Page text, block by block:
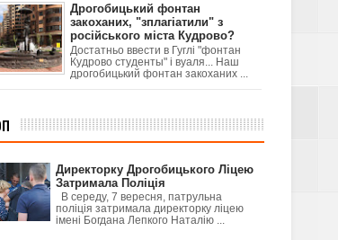
Дрогобицький фонтан
закоханих, "зплагіатили" з
російського міста Кудрово?
Достатньо ввести в Гуглі "фонтан
Кудрово студенты" і вуаля... Наш
дрогобицький фонтан закоханих ...
Директорку Дрогобицького Ліцею
Затримала Поліція
В середу, 7 вересня, патрульна
поліція затримала директорку ліцею
імені Богдана Лепкого Наталію ...